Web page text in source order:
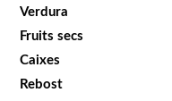
Verdura
Fruits secs
Caixes
Rebost